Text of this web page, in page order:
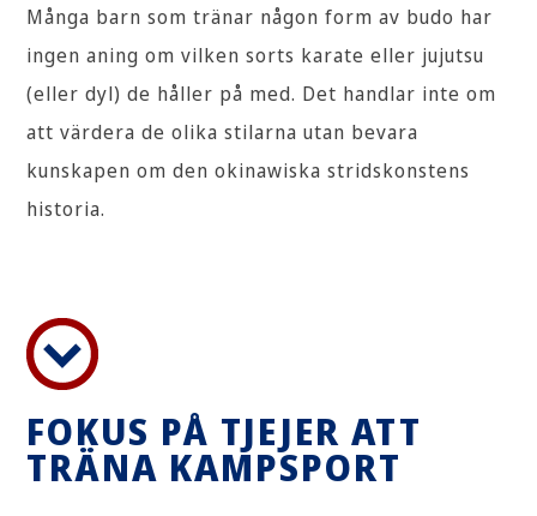
Många barn som tränar någon form av budo har
ingen aning om vilken sorts karate eller jujutsu
(eller dyl) de håller på med. Det handlar inte om
att värdera de olika stilarna utan bevara
kunskapen om den okinawiska stridskonstens
historia.
FOKUS PÅ TJEJER ATT
TRÄNA KAMPSPORT